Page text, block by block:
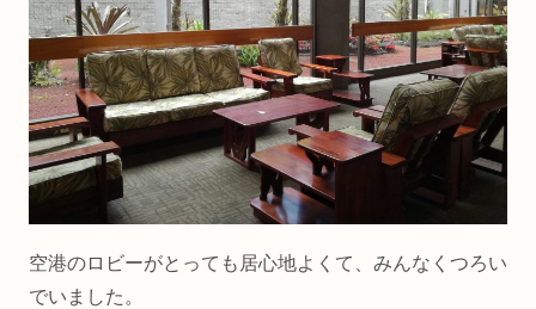
空港のロビーがとっても居心地よくて、みんなくつろい
でいました。